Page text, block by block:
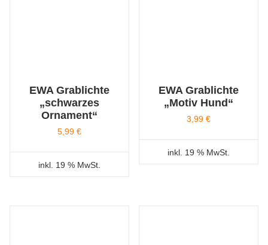
EWA Grablichte
„schwarzes
Ornament“
5,99 €
inkl. 19 % MwSt.
EWA Grablichte
„Motiv Hund“
3,99€
inkl. 19 % MwSt.